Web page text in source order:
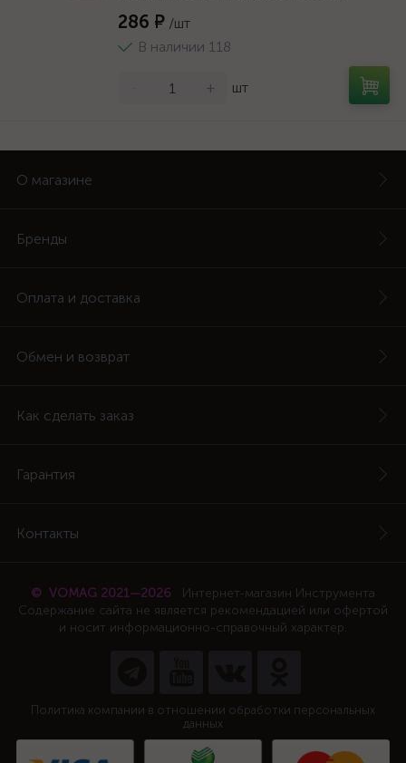
286 ₽ /шт
В наличии 118
+ шт
О магазине
Бренды
Оплата и доставка
Обмен и возврат
Как сделать заказ
Гарантия
Контакты
© VOMAG 2021—2026
Интернет-магазин Инструмента
Содержание сайта не является рекомендацией или офертой
и носит информационно-справочный характер.
Политика компании в отношении обработки персональных
данных